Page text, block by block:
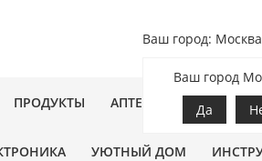
Ваш город: Москва
Ваш город
Да
ПРОДУКТЫ АПТЕКА ЗООТОВАРЫ
УЮТНЫЙ ДОМ